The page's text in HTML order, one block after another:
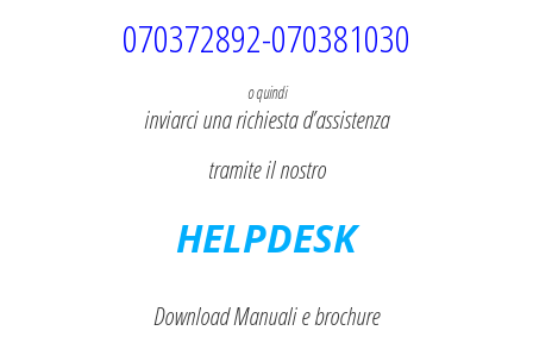
070372892-070381030
o quindi
inviarci una richiesta d’assistenza
tramite il nostro
HELPDESK
Download Manuali e brochure